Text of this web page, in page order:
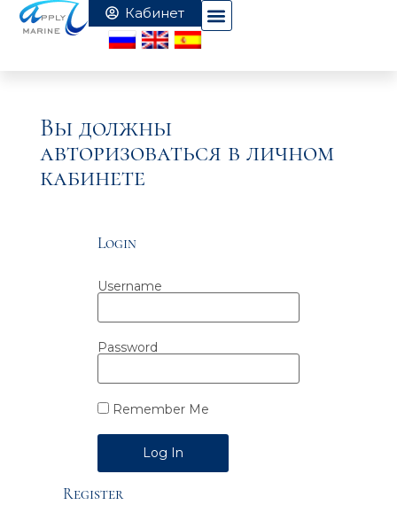
Вы должны
авторизоваться в личном
кабинете
Login
Username
Password
Remember Me
Alternative:
Register